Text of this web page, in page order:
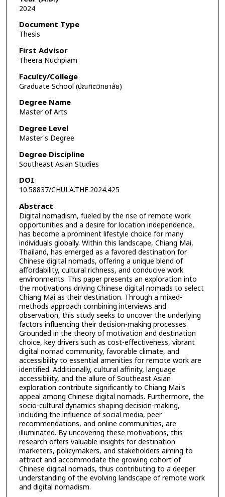
2024
Document Type
Thesis
First Advisor
Theera Nuchpiam
Faculty/College
Graduate School (บัณฑิตวิทยาลัย)
Degree Name
Master of Arts
Degree Level
Master's Degree
Degree Discipline
Southeast Asian Studies
DOI
10.58837/CHULA.THE.2024.425
Abstract
Digital nomadism, fueled by the rise of remote work
opportunities and a desire for location independence,
has become a prominent lifestyle choice for many
individuals globally. Within this landscape, Chiang Mai,
Thailand, has emerged as a favored destination for
Chinese digital nomads, offering a unique blend of
affordability, cultural richness, and conducive work
environments. This paper presents an exploration into
the motivations driving Chinese digital nomads to select
Chiang Mai as their destination. Through a mixed-
methods approach combining interviews and
observation, this study seeks to uncover the underlying
factors influencing their decision-making processes.
Grounded in the theory of motivation and destination
choice, key drivers such as cost-effectiveness, vibrant
digital nomad community, favorable climate, and
accessibility to essential amenities for remote work are
identified. Additionally, cultural affinity, language
accessibility, and the allure of Southeast Asian
exploration contribute significantly to Chiang Mai's
appeal among Chinese digital nomads. Furthermore, the
socio-cultural dynamics shaping decision-making,
including the influence of social media, peer
recommendations, and online communities, are
illuminated. By uncovering these motivations, this
research offers valuable insights for destination
marketers, policymakers, and stakeholders aiming to
attract and accommodate the growing cohort of
Chinese digital nomads, thus contributing to a deeper
understanding of the evolving landscape of remote work
and digital nomadism.